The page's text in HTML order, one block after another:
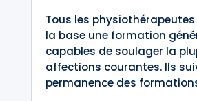
Tous les
la base une formation
capables de soulager la
affections courantes. Ils
permanence des